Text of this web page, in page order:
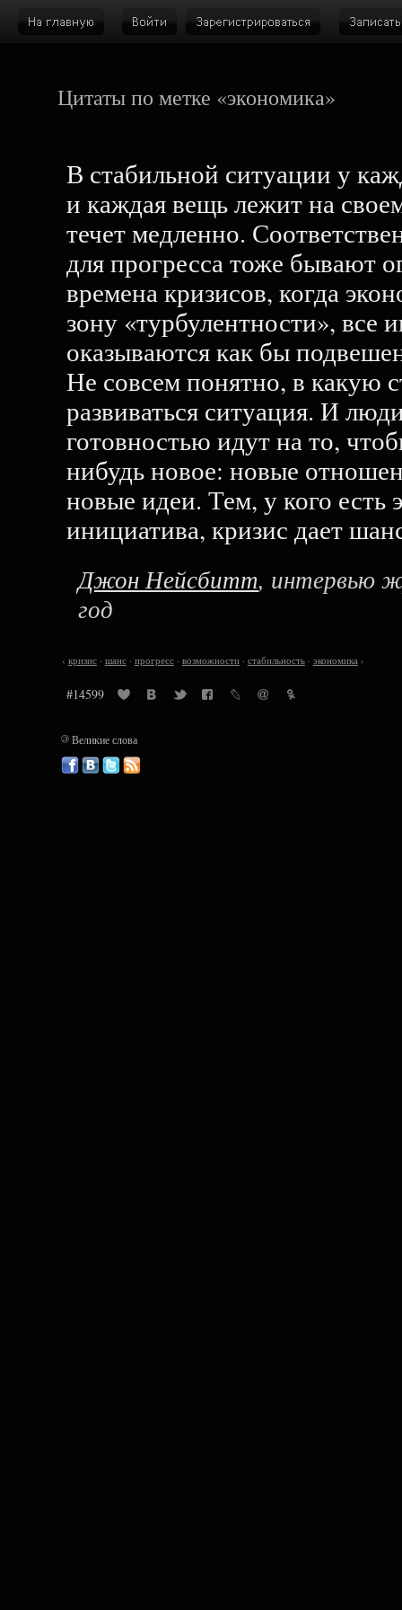
Цитаты по метке «экономика»
В стабильной ситуации у
и каждая вещь лежит на
течет медленно.
для прогресса тоже бывают
времена кризисов, когда
зону «турбулентности», все
оказываются как бы
Не совсем понятно, в какую
развиваться ситуация. И
готовностью идут на то,
нибудь новое: новые
новые идеи. Тем, у кого есть
инициатива, кризис дает
Джон Нейсбитт, интервью
год
‹ кризис· шанс· прогресс· возможности· стабильность· экономика›
#14599
©Великие слова